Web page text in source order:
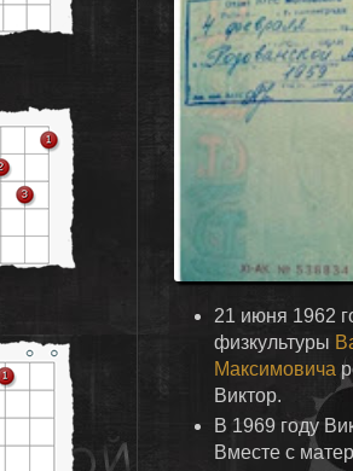
21 июня 1962
физкультуры
Максимовича
Виктор.
В 1969 году
Вместе с